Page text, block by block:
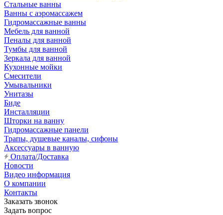
Стальные ванны
Ванны с аэромассажем
Гидромассажные ванны
Мебель для ванной
Пеналы для ванной
Тумбы для ванной
Зеркала для ванной
Кухонные мойки
Смесители
Умывальники
Унитазы
Биде
Инсталляции
Шторки на ванну
Гидромассажные панели
Трапы, душевые каналы, сифоны
Аксессуары в ванную
Оплата/Доставка
Новости
Видео информация
О компании
Контакты
Заказать звонок
Задать вопрос